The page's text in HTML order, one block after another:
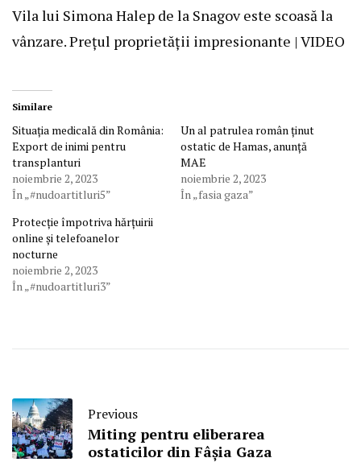
Vila lui Simona Halep de la Snagov este scoasă la
vânzare. Prețul proprietății impresionante | VIDEO
Similare
Situația medicală din România:
Export de inimi pentru
transplanturi
noiembrie 2, 2023
În „#nudoartitluri5”
Un al patrulea român ținut
ostatic de Hamas, anunță
MAE
noiembrie 2, 2023
În „fasia gaza”
Protecție împotriva hărțuirii
online și telefoanelor
nocturne
noiembrie 2, 2023
În „#nudoartitluri3”
Previous
Miting pentru eliberarea
ostaticilor din Fâșia Gaza